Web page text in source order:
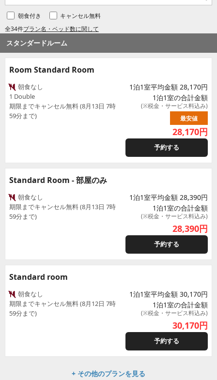
全34件プラン名・ベッド数に関して
朝食付き キャンセル無料
スタンダードルーム
Room Standard Room
朝食なし
1 Double
期限までキャンセル無料 (8月13日 7時
59分まで)
1泊1室平均金額 28,170円
1泊1室の合計金額
(※税金・サービス料込み)
最安値
28,170円
予約する
Standard Room - 部屋のみ
朝食なし
期限までキャンセル無料 (8月13日 7時
59分まで)
1泊1室平均金額 28,390円
1泊1室の合計金額
(※税金・サービス料込み)
28,390円
予約する
Standard room
朝食なし
期限までキャンセル無料 (8月12日 7時
59分まで)
1泊1室平均金額 30,170円
1泊1室の合計金額
(※税金・サービス料込み)
30,170円
予約する
+ その他のプランを見る